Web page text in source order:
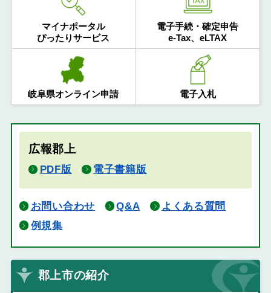
マイナポータル
ぴったりサービス
電子手続・確定申告
e-Tax、eLTAX
岐阜県オンライン申請 電子入札
広報郡上
PDF版 電子書籍版
お問い合わせ Q&A
よくある質問
例規集
郡上市の紹介